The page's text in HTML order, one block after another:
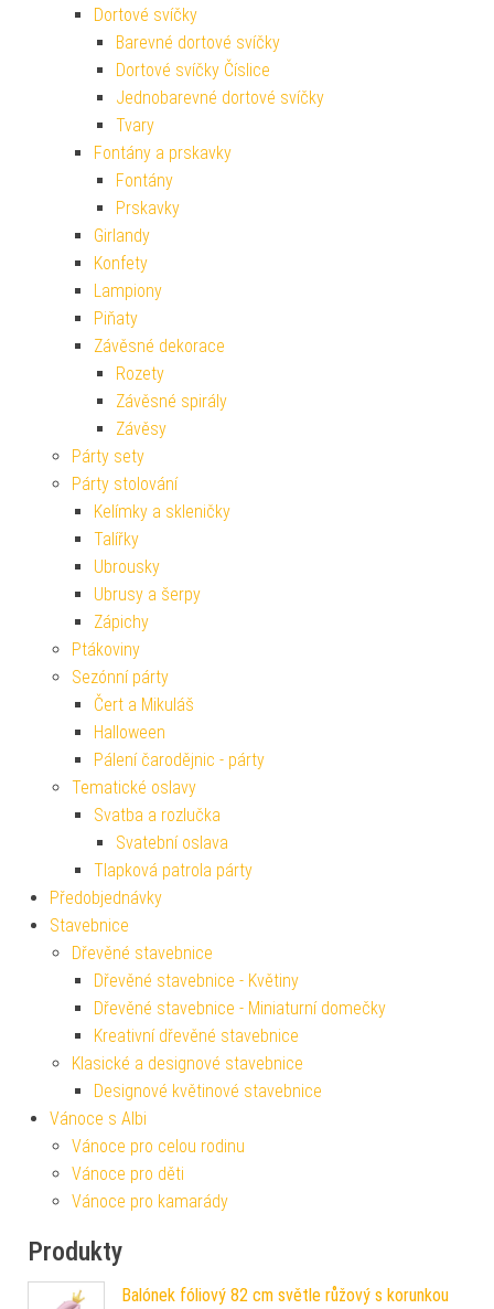
Dortové svíčky
Barevné dortové svíčky
Dortové svíčky Číslice
Jednobarevné dortové svíčky
Tvary
Fontány a prskavky
Fontány
Prskavky
Girlandy
Konfety
Lampiony
Piňaty
Závěsné dekorace
Rozety
Závěsné spirály
Závěsy
Párty sety
Párty stolování
Kelímky a skleničky
Talířky
Ubrousky
Ubrusy a šerpy
Zápichy
Ptákoviny
Sezónní párty
Čert a Mikuláš
Halloween
Pálení čarodějnic - párty
Tematické oslavy
Svatba a rozlučka
Svatební oslava
Tlapková patrola párty
Předobjednávky
Stavebnice
Dřevěné stavebnice
Dřevěné stavebnice - Květiny
Dřevěné stavebnice - Miniaturní domečky
Kreativní dřevěné stavebnice
Klasické a designové stavebnice
Designové květinové stavebnice
Vánoce s Albi
Vánoce pro celou rodinu
Vánoce pro děti
Vánoce pro kamarády
Produkty
Balónek fóliový 82 cm světle růžový s korunkou